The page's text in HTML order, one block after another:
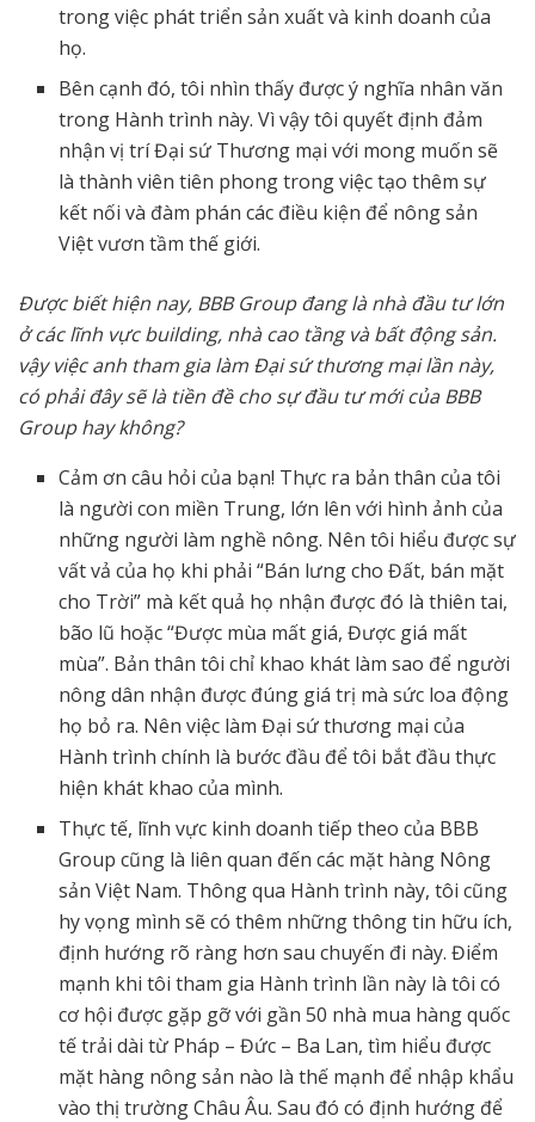
trong việc phát triển sản xuất và kinh doanh của
họ.
Bên cạnh đó, tôi nhìn thấy được ý nghĩa nhân văn
trong Hành trình này. Vì vậy tôi quyết định đảm
nhận vị trí Đại sứ Thương mại với mong muốn sẽ
là thành viên tiên phong trong việc tạo thêm sự
kết nối và đàm phán các điều kiện để nông sản
Việt vươn tầm thế giới.
Được biết hiện nay, BBB Group đang là nhà đầu tư lớn
ở các lĩnh vực building, nhà cao tầng và bất động sản.
vậy việc anh tham gia làm Đại sứ thương mại lần này,
có phải đây sẽ là tiền đề cho sự đầu tư mới của BBB
Group hay không?
Cảm ơn câu hỏi của bạn! Thực ra bản thân của tôi
là người con miền Trung, lớn lên với hình ảnh của
những người làm nghề nông. Nên tôi hiểu được sự
vất vả của họ khi phải “Bán lưng cho Đất, bán mặt
cho Trời” mà kết quả họ nhận được đó là thiên tai,
bão lũ hoặc “Được mùa mất giá, Được giá mất
mùa”. Bản thân tôi chỉ khao khát làm sao để người
nông dân nhận được đúng giá trị mà sức loa động
họ bỏ ra. Nên việc làm Đại sứ thương mại của
Hành trình chính là bước đầu để tôi bắt đầu thực
hiện khát khao của mình.
Thực tế, lĩnh vực kinh doanh tiếp theo của BBB
Group cũng là liên quan đến các mặt hàng Nông
sản Việt Nam. Thông qua Hành trình này, tôi cũng
hy vọng mình sẽ có thêm những thông tin hữu ích,
định hướng rõ ràng hơn sau chuyến đi này. Điểm
mạnh khi tôi tham gia Hành trình lần này là tôi có
cơ hội được gặp gỡ với gần 50 nhà mua hàng quốc
tế trải dài từ Pháp – Đức – Ba Lan, tìm hiểu được
mặt hàng nông sản nào là thế mạnh để nhập khẩu
vào thị trường Châu Âu. Sau đó có định hướng để